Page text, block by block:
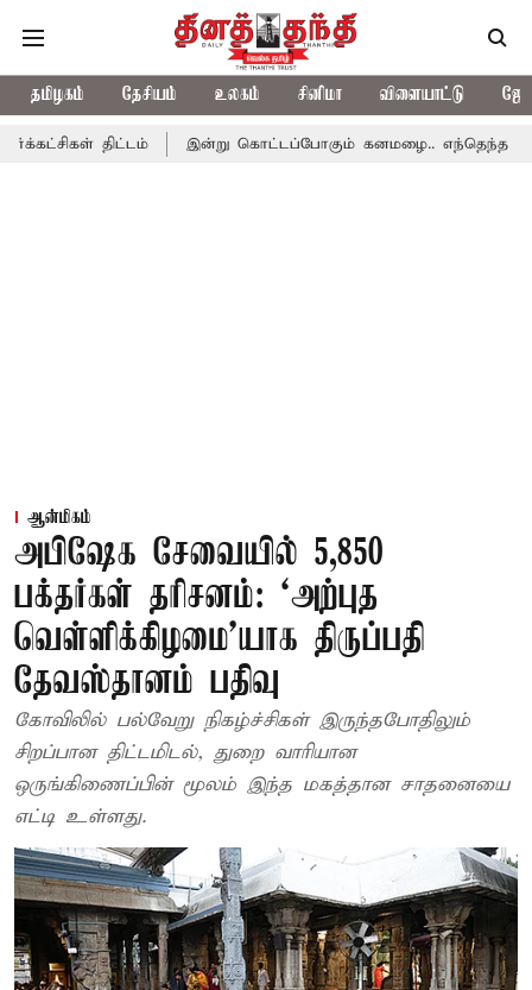
தமிழகம் தேசியம் உலகம் சினிமா விளையாட்டு
இன்று கொட்டப்போகும் கனமழை.. எந்தெந்த மாவட்டங்களில்
ஆன்மிகம்
அபிஷேக சேவையில் 5,850
பக்தர்கள் தரிசனம்: ‘அற்புத
வெள்ளிக்கிழமை’யாக திருப்பதி
தேவஸ்தானம் பதிவு
கோவிலில் பல்வேறு நிகழ்ச்சிகள் இருந்தபோதிலும்
சிறப்பான திட்டமிடல், துறை வாரியான
ஒருங்கிணைப்பின் மூலம் இந்த மகத்தான சாதனையை
எட்டி உள்ளது.